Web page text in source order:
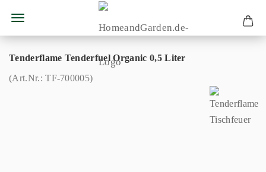
Tenderflame Tenderfuel Organic 0,5 Liter
(Art.Nr.:TF-700005)